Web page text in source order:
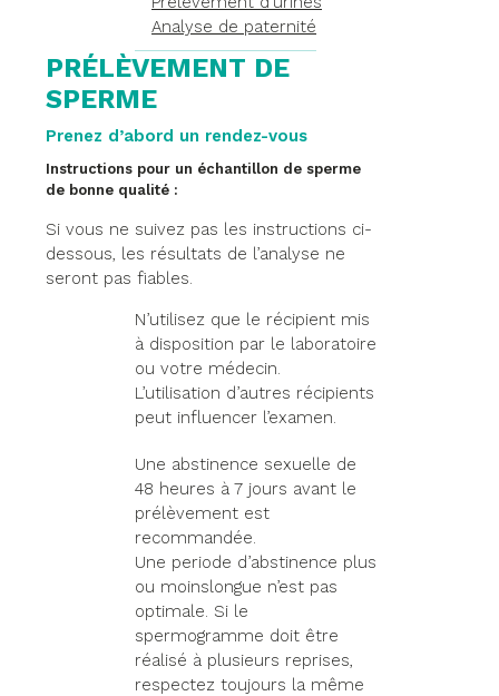
Analyse de paternité
PRÉLÈVEMENT DE
SPERME
Prenez d’abord un rendez-vous
Instructions pour un échantillon de sperme
de bonne qualité :
Si vous ne suivez pas les instructions ci-
dessous, les résultats de l’analyse ne
seront pas fiables.
N’utilisez que le récipient mis
à disposition par le laboratoire
ou votre médecin.
L’utilisation d’autres récipients
peut influencer l’examen.
Une abstinence sexuelle de
48 heures à 7 jours avant le
prélèvement est
recommandée.
Une periode d’abstinence plus
ou moinslongue n’est pas
optimale. Si le
spermogramme doit être
réalisé à plusieurs reprises,
respectez toujours la même